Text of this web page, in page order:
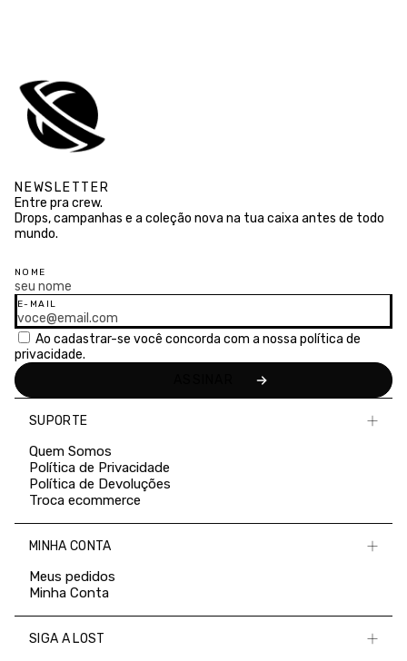
NEWSLETTER
Entre pra crew.
Drops, campanhas e a coleção nova na tua caixa antes de todo
mundo.
NOME
E-MAIL
Ao cadastrar-se você concorda com a nossa política de
privacidade.
SUPORTE
Quem Somos
Política de Privacidade
Política de Devoluções
Troca ecommerce
MINHA CONTA
Meus pedidos
Minha Conta
SIGA A LOST